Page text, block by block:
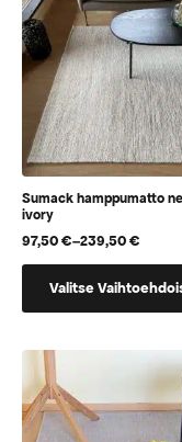
Sumack hamppumatto
ivory
97,50€–239,50€
Hintaluokka:
97,50 €
Valitse
tuotteella
useampi
muunnelma.
Voit
tehdä